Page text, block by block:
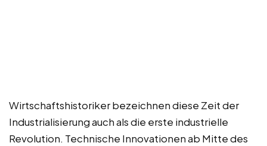
Wirtschaftshistoriker bezeichnen diese Zeit der
Industrialisierung auch als die erste industrielle
Revolution. Technische Innovationen ab Mitte des